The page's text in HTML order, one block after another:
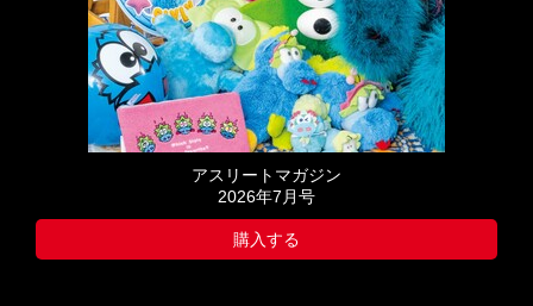
アスリートマガジン
2026年7月号
購入する